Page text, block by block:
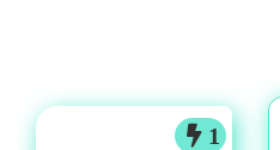
1